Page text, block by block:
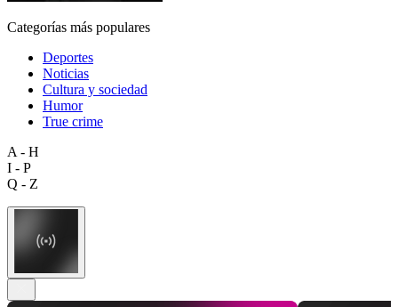
Categorías más populares
Deportes
Noticias
Cultura y sociedad
Humor
True crime
A - H
I - P
Q - Z